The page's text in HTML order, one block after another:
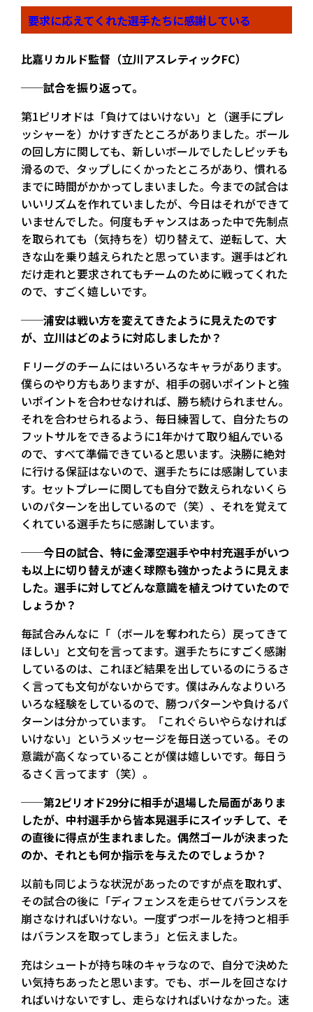
要求に応えてくれた選手たちに感謝している
比嘉リカルド監督（立川アスレティックFC）
──試合を振り返って。
第1ピリオドは「負けてはいけない」と（選手にプレ
ッシャーを）かけすぎたところがありました。ボール
の回し方に関しても、新しいボールでしたしピッチも
滑るので、タップしにくかったところがあり、慣れる
までに時間がかかってしまいました。今までの試合は
いいリズムを作れていましたが、今日はそれができて
いませんでした。何度もチャンスはあった中で先制点
を取られても（気持ちを）切り替えて、逆転して、大
きな山を乗り越えられたと思っています。選手はどれ
だけ走れと要求されてもチームのために戦ってくれた
ので、すごく嬉しいです。
──浦安は戦い方を変えてきたように見えたのです
が、立川はどのように対応しましたか？
Ｆリーグのチームにはいろいろなキャラがあります。
僕らのやり方もありますが、相手の弱いポイントと強
いポイントを合わせなければ、勝ち続けられません。
それを合わせられるよう、毎日練習して、自分たちの
フットサルをできるように1年かけて取り組んでいる
ので、すべて準備できていると思います。決勝に絶対
に行ける保証はないので、選手たちには感謝していま
す。セットプレーに関しても自分で数えられないくら
いのパターンを出しているので（笑）、それを覚えて
くれている選手たちに感謝しています。
──今日の試合、特に金澤空選手や中村充選手がいつ
も以上に切り替えが速く球際も強かったように見えま
した。選手に対してどんな意識を植えつけていたので
しょうか？
毎試合みんなに「（ボールを奪われたら）戻ってきて
ほしい」と文句を言ってます。選手たちにすごく感謝
しているのは、これほど結果を出しているのにうるさ
く言っても文句がないからです。僕はみんなよりいろ
いろな経験をしているので、勝つパターンや負けるパ
ターンは分かっています。「これぐらいやらなければ
いけない」というメッセージを毎日送っている。その
意識が高くなっていることが僕は嬉しいです。毎日う
るさく言ってます（笑）。
──第2ピリオド29分に相手が退場した局面がありま
したが、中村選手から皆本晃選手にスイッチして、そ
の直後に得点が生まれました。偶然ゴールが決まった
のか、それとも何か指示を与えたのでしょうか？
以前も同じような状況があったのですが点を取れず、
その試合の後に「ディフェンスを走らせてバランスを
崩さなければいけない。一度ずつボールを持つと相手
はバランスを取ってしまう」と伝えました。
充はシュートが持ち味のキャラなので、自分で決めた
い気持ちあったと思います。でも、ボールを回さなけ
ればいけないですし、走らなければいけなかった。速